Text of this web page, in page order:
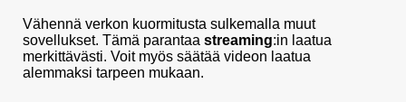
Vähennä verkon kuormitusta sulkemalla muut
sovellukset. Tämä parantaa streaming:in laatua
merkittävästi. Voit myös säätää videon laatua
alemmaksi tarpeen mukaan.